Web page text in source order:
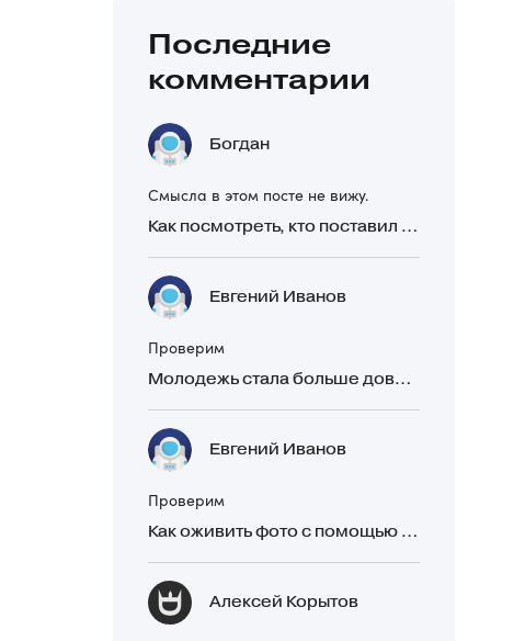
Последние
комментарии
Богдан
Смысла в этом посте не вижу.
Как посмотреть, кто поставил реакцию в Telegram
Евгений Иванов
Проверим
Молодежь стала больше доверять рекомендациям в закрытых Telegram-чатах, чем официальной рекламе
Евгений Иванов
Проверим
Как оживить фото с помощью нейросетей в 2026 году: 17 бесплатных онлайн-сервисов, приложений и ботов
Алексей Корытов